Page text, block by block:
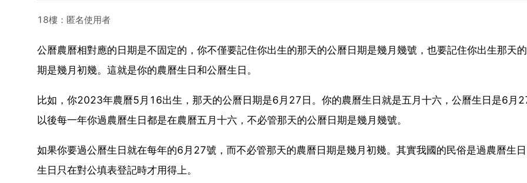
18樓：匿名使用者
公曆農曆相對應的日期是不固定的，你不僅要記住你出生的那天的公曆日期是幾月幾號，也要記住你出生那天
期是幾月初幾。這就是你的農曆生日和公曆生日。
比如，你2023年農曆5月16出生，那天的公曆日期是6月27日。你的農曆生日就是五月十六，公曆生日是6月
以後每一年你過農曆生日都是在農曆五月十六，不必管那天的公曆日期是幾月幾號。
如果你要過公曆生日就在每年的6月27號，而不必管那天的農曆日期是幾月初幾。其實我國的民俗是過農曆生
生日只在對公填表登記時才用得上。